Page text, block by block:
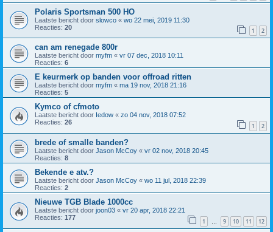
Polaris Sportsman 500 HO
Laatste bericht door slowco « wo 22 mei, 2019 11:30
Reacties: 20 1 2
can am renegade 800r
Laatste bericht door myfm « vr 07 dec, 2018 10:11
Reacties: 6
E keurmerk op banden voor offroad ritten
Laatste bericht door myfm « ma 19 nov, 2018 21:16
Reacties: 5
Kymco of cfmoto
Laatste bericht door Iedow « zo 04 nov, 2018 07:52
Reacties: 26 1 2
brede of smalle banden?
Laatste bericht door Jason McCoy « vr 02 nov, 2018 20:45
Reacties: 8
Bekende e atv.?
Laatste bericht door Jason McCoy « wo 11 jul, 2018 22:39
Reacties: 2
Nieuwe TGB Blade 1000cc
Laatste bericht door joon03 « vr 20 apr, 2018 22:21
Reacties: 177 1 … 9 10 11 12